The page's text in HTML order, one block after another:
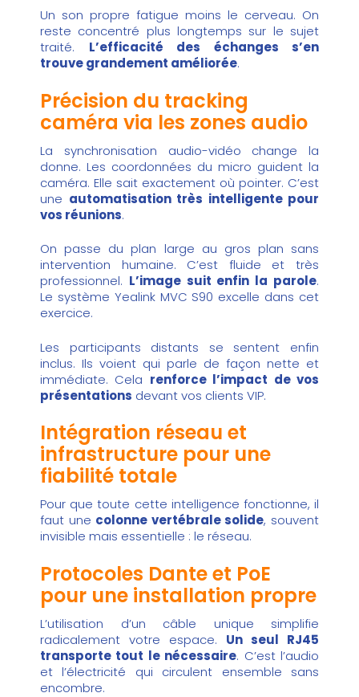
Un son propre fatigue moins le cerveau. On
reste concentré plus longtemps sur le sujet
traité. L’efficacité des échanges s’en
trouve grandement améliorée.
Précision du tracking
caméra via les zones audio
La synchronisation audio-vidéo change la
donne. Les coordonnées du micro guident la
caméra. Elle sait exactement où pointer. C’est
une automatisation très intelligente pour
vos réunions.
On passe du plan large au gros plan sans
intervention humaine. C’est fluide et très
professionnel. L’image suit enfin la parole.
Le système Yealink MVC S90 excelle dans cet
exercice.
Les participants distants se sentent enfin
inclus. Ils voient qui parle de façon nette et
immédiate. Cela renforce l’impact de vos
présentations devant vos clients VIP.
Intégration réseau et
infrastructure pour une
fiabilité totale
Pour que toute cette intelligence fonctionne, il
faut une colonne vertébrale solide, souvent
invisible mais essentielle : le réseau.
Protocoles Dante et PoE
pour une installation propre
L’utilisation d’un câble unique simplifie
radicalement votre espace. Un seul RJ45
transporte tout le nécessaire. C’est l’audio
et l’électricité qui circulent ensemble sans
encombre.